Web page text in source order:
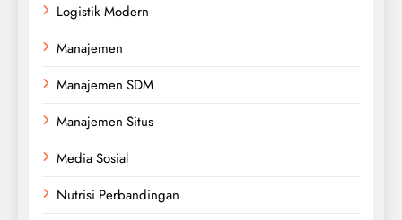
Logistik Modern
Manajemen
Manajemen SDM
Manajemen Situs
Media Sosial
Nutrisi Perbandingan